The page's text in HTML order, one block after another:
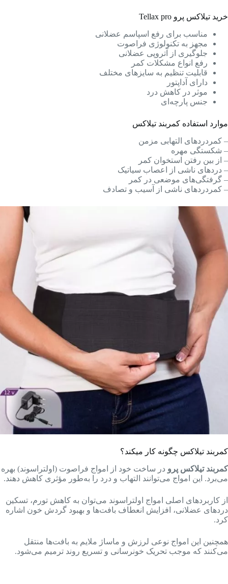
خرید تیلاکس پرو Tellax pro
مناسب برای رفع اسپاسم عضلانی
مجهز به تکنولوژی فراصوت
جلوگیری از آتروپی عضلانی
رفع انواع مشکلات کمر
قابلیت تنظیم به سایزهای مختلف
دارای آداپتور
موثر در کاهش درد
جنس پارچه‌ای
موارد استفاده کمربند تیلاکس
– کمردردهای التهابی مزمن
– شکستگی مهره
– از بین رفتن استخوان کمر
– دردهای ناشی از اعصاب سیاتیک
– گرفتگی‌های موضعی در کمر
– کمردردهای ناشی از آسیب و تصادف
کمربند تیلاکس چگونه کار میکند؟
کمربند تیلاکس پرو در ساخت خود از امواج فراصوت (اولتراسوند) بهره
می‌برد. این امواج می‌توانند التهاب و درد را به‌طور مؤثری کاهش دهند.
از کاربردهای اصلی امواج اولتراسوند می‌توان به کاهش تورم، تسکین
دردهای عضلانی، افزایش انعطاف بافت‌ها و بهبود گردش خون اشاره
کرد.
همچنین این امواج نوعی لرزش و ماساژ ملایم به بافت‌ها منتقل
می‌کنند که موجب تحریک خونرسانی و تسریع روند ترمیم می‌شود.